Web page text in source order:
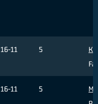
16-11 5
16-11 5